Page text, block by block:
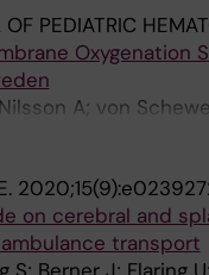
PEDIATRIC
Oxygenation
A; von
Palle J; Tornudd
on cerebral and
transport